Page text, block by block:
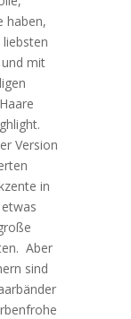
haben,
mit
Version
in
Aber
sind